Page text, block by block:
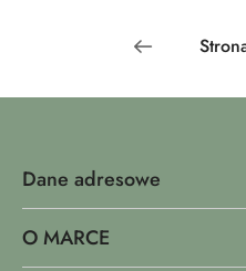
Dane adresowe
O MARCE